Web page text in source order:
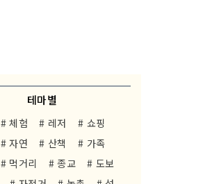
테마별
# 체험 # 레저
# 쇼핑
# 자연 # 산책
# 가족
# 먹거리 # 종교
# 도보